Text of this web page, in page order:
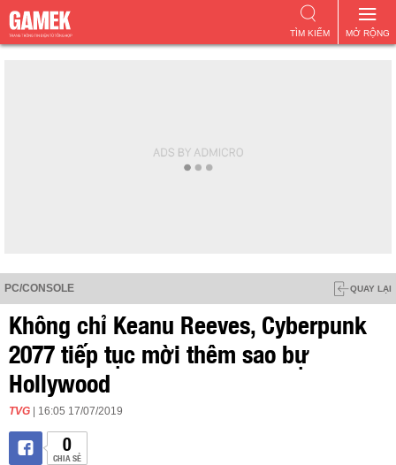
MỞ RỘNG
TÌM KIẾM
PC/CONSOLE QUAY LẠI
Không chỉ Keanu Reeves, Cyberpunk
2077 tiếp tục mời thêm sao bự
Hollywood
TVG | 16:05 17/07/2019
0
CHIA SẺ